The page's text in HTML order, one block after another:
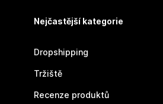
Nejčastější kategorie
Dropshipping
Tržiště
Recenze produktů